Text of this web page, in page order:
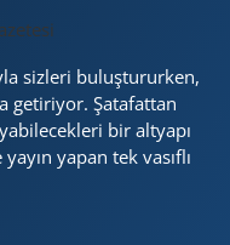
sizleri buluştururken,
getiriyor. Şatafattan
bir altyapı
yapan tek vasıflı